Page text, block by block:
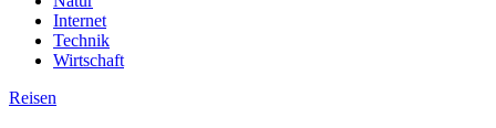
Internet
Technik
Wirtschaft
Reisen